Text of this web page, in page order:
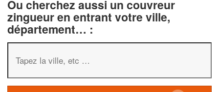
Ou cherchez aussi un couvreur
zingueur en entrant votre ville,
département… :